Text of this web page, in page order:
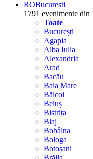
ROBucurești
1791 evenimente din
Toate
București
Agapia
Alba Iulia
Alexandria
Arad
Bacău
Baia Mare
Băicoi
Beiuș
Bistrița
Blaj
Bobâlna
Bologa
Botoșani
Brăila